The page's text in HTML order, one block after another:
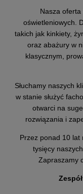
Nasza
oświetleniowych.
takich jak kinkiety,
oraz abażury w
klasycznym,
Słuchamy naszych
w stanie służyć
otwarci na
rozwiązania i
Przez ponad 10 lat
tysięcy
Zapraszamy